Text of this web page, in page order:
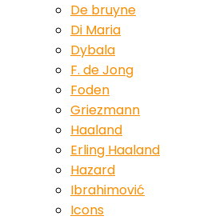
De bruyne
Di Maria
Dybala
F. de Jong
Foden
Griezmann
Haaland
Erling Haaland
Hazard
Ibrahimović
Icons